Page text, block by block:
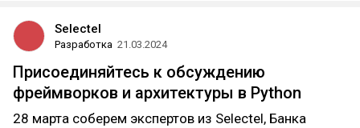
Selectel
Разработка 21.03.2024
Присоединяйтесь к обсуждению
фреймворков и архитектуры в Python
28 марта соберем экспертов из Selectel, Банка